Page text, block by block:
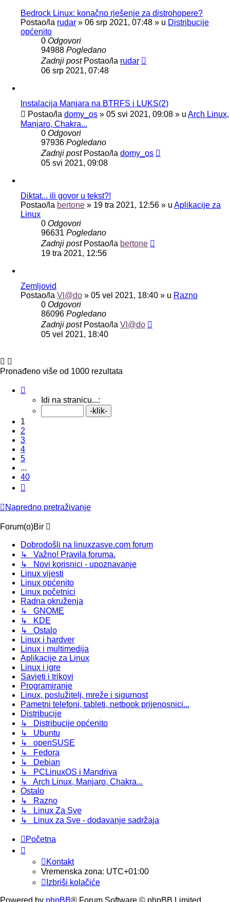
Bedrock Linux: konačno rješenje za distrohopere?
Postao/la rudar » 06 srp 2021, 07:48 » u Distribucije
općenito
0 Odgovori
94988 Pogledano
Zadnji post Postao/la rudar
06 srp 2021, 07:48
Instalacija Manjara na BTRFS i LUKS(2)
Postao/la domy_os » 05 svi 2021, 09:08 » u Arch Linux,
Manjaro, Chakra...
0 Odgovori
97936 Pogledano
Zadnji post Postao/la domy_os
05 svi 2021, 09:08
Diktat... ili govor u tekst?!
Postao/la bertone » 19 tra 2021, 12:56 » u Aplikacije za
Linux
0 Odgovori
96631 Pogledano
Zadnji post Postao/la bertone
19 tra 2021, 12:56
Zemljovid
Postao/la Vl@do » 05 vel 2021, 18:40 » u Razno
0 Odgovori
86096 Pogledano
Zadnji post Postao/la Vl@do
05 vel 2021, 18:40
Pronađeno više od 1000 rezultata
40 .Idi na stranicu...:
1
2
3
4
5
...
40
Napredno pretraživanje
Forum(o)Bir
Dobrodošli na linuxzasve.com forum
↳ Važno! Pravila foruma.
↳ Novi korisnici - upoznavanje
Linux vijesti
Linux općenito
Linux početnici
Radna okruženja
↳ GNOME
↳ KDE
↳ Ostalo
Linux i hardver
Linux i multimedija
Aplikacije za Linux
Linux i igre
Savjeti i trikovi
Programiranje
Linux, poslužitelj, mreže i sigurnost
Pametni telefoni, tableti, netbook prijenosnici...
Distribucije
↳ Distribucije općenito
↳ Ubuntu
↳ openSUSE
↳ Fedora
↳ Debian
↳ PCLinuxOS i Mandriva
↳ Arch Linux, Manjaro, Chakra...
Ostalo
↳ Razno
↳ Linux Za Sve
↳ Linux za Sve - dodavanje sadržaja
Početna
Kontakt
Vremenska zona: UTC+01:00
Izbriši kolačiće
Powered by phpBB® Forum Software © phpBB Limited